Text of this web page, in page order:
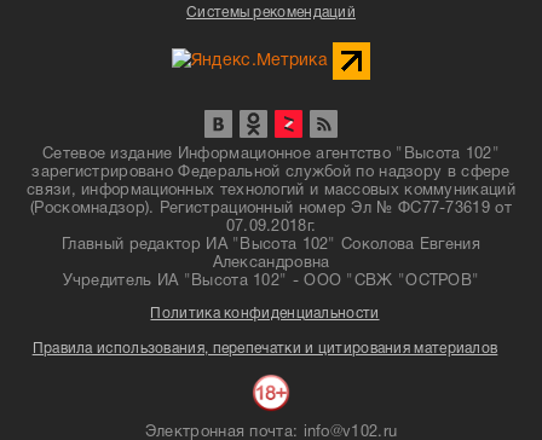
Системы рекомендаций
Сетевое издание Информационное агентство "Высота 102"
зарегистрировано Федеральной службой по надзору в сфере
связи, информационных технологий и массовых коммуникаций
(Роскомнадзор). Регистрационный номер Эл № ФС77-73619 от
07.09.2018г.
Главный редактор ИА "Высота 102" Соколова Евгения
Александровна
Учредитель ИА "Высота 102" - ООО "СВЖ "ОСТРОВ"
Политика конфиденциальности
Правила использования, перепечатки и цитирования материалов
Электронная почта: info@v102.ru